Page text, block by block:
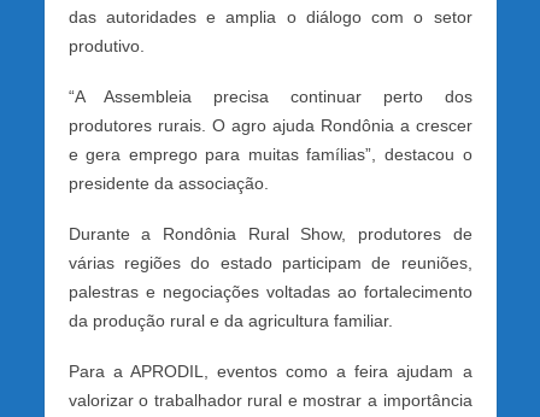
das autoridades e amplia o diálogo com o setor
produtivo.
“A Assembleia precisa continuar perto dos
produtores rurais. O agro ajuda Rondônia a crescer
e gera emprego para muitas famílias”, destacou o
presidente da associação.
Durante a Rondônia Rural Show, produtores de
várias regiões do estado participam de reuniões,
palestras e negociações voltadas ao fortalecimento
da produção rural e da agricultura familiar.
Para a APRODIL, eventos como a feira ajudam a
valorizar o trabalhador rural e mostrar a importância